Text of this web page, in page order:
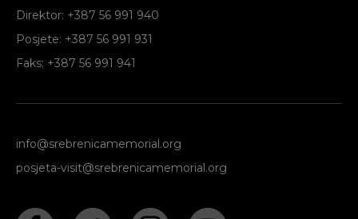
Direktor: +387 56 991 940
Posjete: +387 56 991 931
Faks: +387 56 991 941
info@srebrenicamemorial.org
posjeta-visit@srebrenicamemorial.org